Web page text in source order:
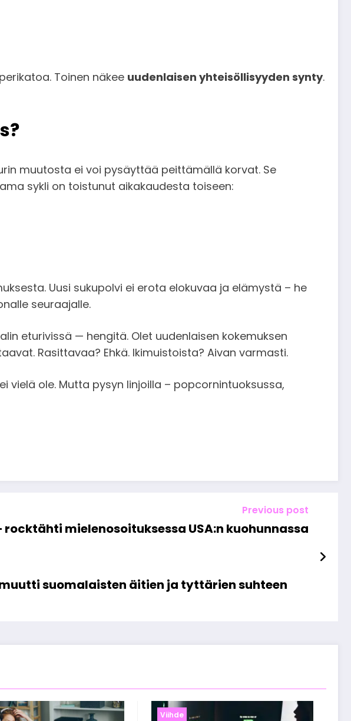
Toinen näkee uudenlaisen yhteisöllisyyden synty.
muutosta ei voi pysäyttää peittämällä korvat. Se
sykli on toistunut aikakaudesta toiseen:
Uusi sukupolvi ei erota elokuvaa ja elämystä – he
seuraajalle.
eturivissä — hengitä. Olet uudenlaisen kokemuksen
Rasittavaa? Ehkä. Ikimuistoista? Aivan varmasti.
vielä ole. Mutta pysyn linjoilla – popcornintuoksussa,
Previous post
mielenosoituksessa USA:n kuohunnassa
suomalaisten äitien ja tyttärien suhteen
Viihde